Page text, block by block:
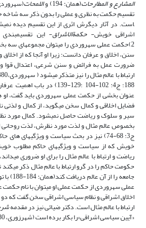
المشارع و المطارحات(همان: 194) و اللمحات
تقسیم­ حکمت به نظری و عملی را بدون ذکر سه
است. در آثار دیگرش اثری از این تقسیم دیده
اشراقی خویش-حکمة­الاشراق- این
2)حکمت عملی سهروردی را می­توان مجموعه­ای سه
سنن، اخلاق و عرفان دانست؛ زیرا او آنجا که از
ضرورت عمل به فرائض و سنن شرعی، اعتدال قوا
188؛ ج4: 102-104 ؛129-139) در
عنوان بخشی از حکمت عملی سهروردی باید گفت، او
فضایل اخلاقی و کمال سخن می­گوید، از کمال و لذتی
سیر و سلوک و ریاضت حاصل نمی­شود. کمال مورد نظر
ج3: 68-74) نیز در بحث سیاست و ویژگی­های
خویش که از سیاست و ویژگی­های حاکم مطلوب
ریاضت و ارتباط با عالم مثال را برای او ضروری
حکومت حاکم را در گرو ارتباط با عالم مثال ذکر
جامعه را
عملی سهروردی از حکمت عملی او می­توان با نام حکمت
اخلاق اشراقی و نظام سیاسی اشراقی سخن گفت که
ارتباط با عالم مثال است. دکتر ضیائی نیز در مقدمه
«آیین سیاسی اشراقی»را بکار برده است (شهرزوری، 1380: 45).